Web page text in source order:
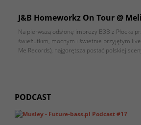
J&B Homeworkz On Tour @
Na pierwszą odsłonę imprezy B3B z Płocka
świeżutkim, mocnym i świetnie przyjętym
Me Records), najgorętsza postać polskiej
PODCAST